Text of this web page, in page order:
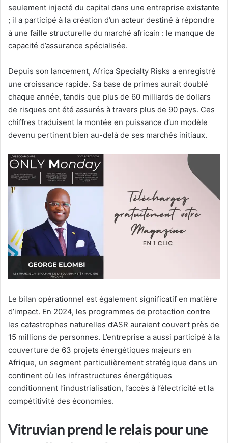
seulement injecté du capital dans une entreprise existante
; il a participé à la création d’un acteur destiné à répondre
à une faille structurelle du marché africain : le manque de
capacité d’assurance spécialisée.
Depuis son lancement, Africa Specialty Risks a enregistré
une croissance rapide. Sa base de primes aurait doublé
chaque année, tandis que plus de 60 milliards de dollars
de risques ont été assurés à travers plus de 90 pays. Ces
chiffres traduisent la montée en puissance d’un modèle
devenu pertinent bien au-delà de ses marchés initiaux.
Le bilan opérationnel est également significatif en matière
d’impact. En 2024, les programmes de protection contre
les catastrophes naturelles d’ASR auraient couvert près de
15 millions de personnes. L’entreprise a aussi participé à la
couverture de 63 projets énergétiques majeurs en
Afrique, un segment particulièrement stratégique dans un
continent où les infrastructures énergétiques
conditionnent l’industrialisation, l’accès à l’électricité et la
compétitivité des économies.
Vitruvian prend le relais pour une